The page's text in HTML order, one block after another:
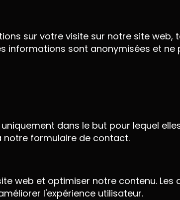
sur votre visite sur notre site web,
informations sont anonymisées et
dans le but pour lequel
notre formulaire de contact.
web et optimiser notre contenu. Les
l'expérience utilisateur.